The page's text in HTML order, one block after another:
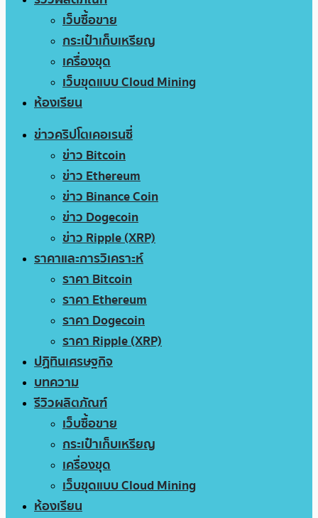
เว็บซื้อขาย
กระเป๋าเก็บเหรียญ
เครื่องขุด
เว็บขุดแบบ Cloud Mining
ห้องเรียน
ข่าวคริปโตเคอเรนซี่
ข่าว Bitcoin
ข่าว Ethereum
ข่าว Binance Coin
ข่าว Dogecoin
ข่าว Ripple (XRP)
ราคาและการวิเคราะห์
ราคา Bitcoin
ราคา Ethereum
ราคา Dogecoin
ราคา Ripple (XRP)
ปฏิทินเศรษฐกิจ
บทความ
รีวิวผลิตภัณฑ์
เว็บซื้อขาย
กระเป๋าเก็บเหรียญ
เครื่องขุด
เว็บขุดแบบ Cloud Mining
ห้องเรียน